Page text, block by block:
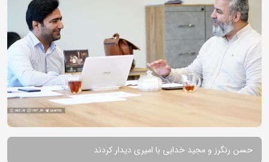
حسن رنگرز و مجید خدایی با امیری دیدار کردند